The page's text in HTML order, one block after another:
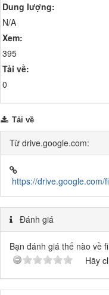
Dung lượng:
N/A
Xem:
395
Tải về:
0
Tải về
Từ drive.google.com:
https://drive.google.com/
Đánh giá
Bạn đánh giá thế nào về
Hãy